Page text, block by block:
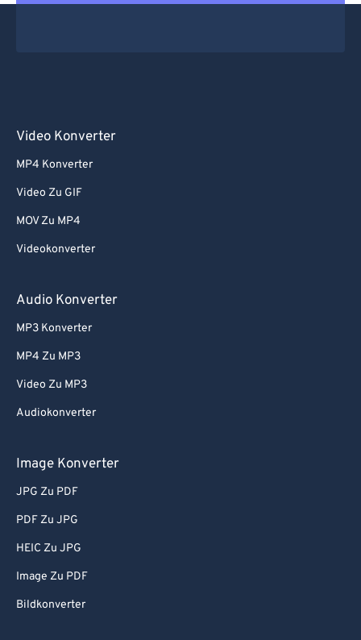
Video Konverter
MP4 Konverter
Video Zu GIF
MOV Zu MP4
Videokonverter
Audio Konverter
MP3 Konverter
MP4 Zu MP3
Video Zu MP3
Audiokonverter
Image Konverter
JPG Zu PDF
PDF Zu JPG
HEIC Zu JPG
Image Zu PDF
Bildkonverter